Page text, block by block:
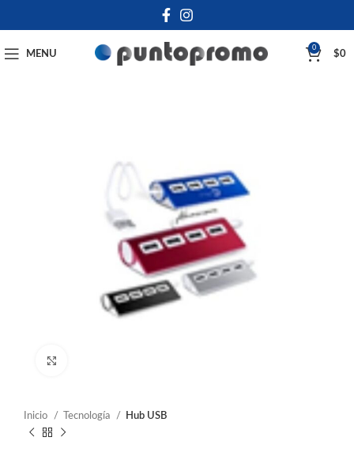
MENU
0
$0
Inicio Tecnología Hub USB